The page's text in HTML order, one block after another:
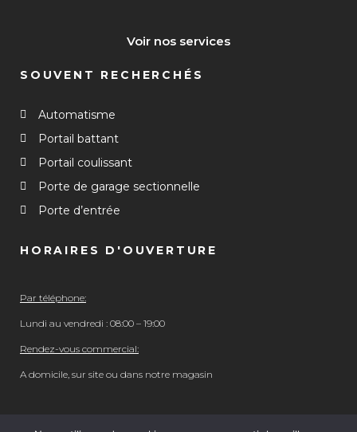
Voir nos services
SOUVENT RECHERCHÉS
Automatisme
Portail battant
Portail coulissant
Porte de garage sectionnelle
Porte d’entrée
HORAIRES D'OUVERTURE
Par téléphone:
Lundi au vendredi : 08:00 – 19:00
Rendez-vous commercial:
A domicile, sur site ou dans notre magasin